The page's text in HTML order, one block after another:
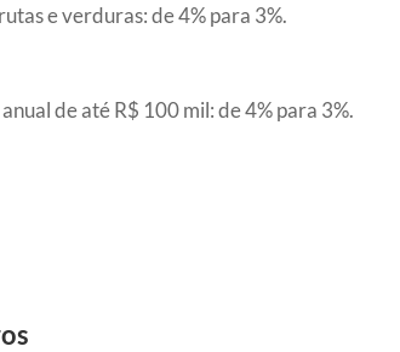
e verduras: de 4% para 3%.
de até R$ 100 mil: de 4% para 3%.